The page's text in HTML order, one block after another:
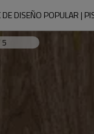
DISEÑO POPULAR |
5